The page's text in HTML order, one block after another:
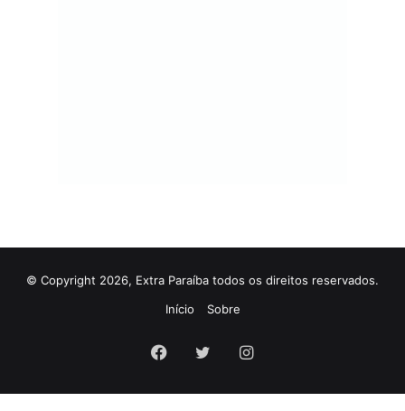
© Copyright 2026, Extra Paraíba todos os direitos reservados.
Início
Sobre
Facebook
TwitterInstagram